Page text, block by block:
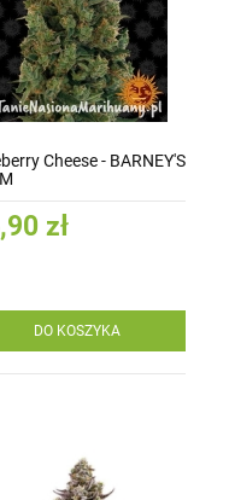
Cheese - BARNEY'S
zł
DO KOSZYKA